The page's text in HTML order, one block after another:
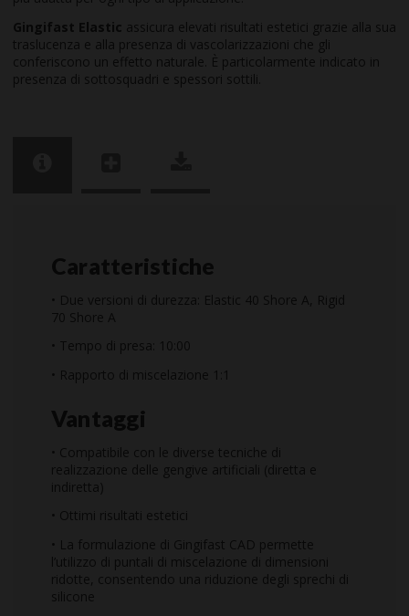
Gingifast Elastic assicura elevati risultati estetici grazie alla sua
traslucenza e alla presenza di vascolarizzazioni che gli
conferiscono un effetto naturale. È particolarmente indicato in
presenza di sottosquadri e spessori sottili.
Caratteristiche
• Due versioni di durezza: Elastic 40 Shore A, Rigid
70 Shore A
• Tempo di presa: 10:00
• Rapporto di miscelazione 1:1
Vantaggi
• Compatibile con le diverse tecniche di
realizzazione delle gengive artificiali (diretta e
indiretta)
• Ottimi risultati estetici
• La formulazione di Gingifast CAD permette
l’utilizzo di puntali di miscelazione di dimensioni
ridotte, consentendo una riduzione degli sprechi di
silicone